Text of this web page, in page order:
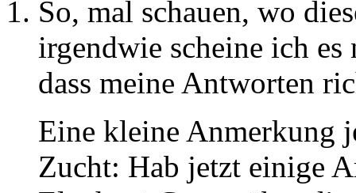
So, mal schauen, wo
irgendwie scheine ich
dass meine Antworten
Eine kleine Anmerkung
Zucht: Hab jetzt einige